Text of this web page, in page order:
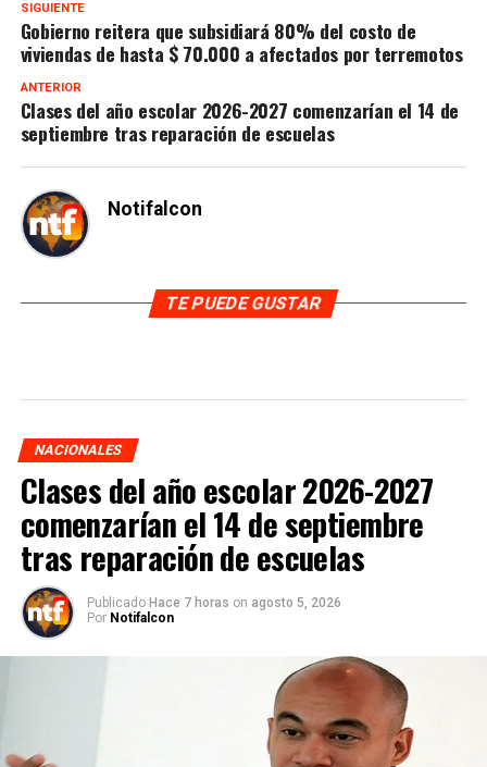
SIGUIENTE
Gobierno reitera que subsidiará 80% del costo de
viviendas de hasta $ 70.000 a afectados por terremotos
ANTERIOR
Clases del año escolar 2026-2027 comenzarían el 14 de
septiembre tras reparación de escuelas
Notifalcon
TE PUEDE GUSTAR
NACIONALES
Clases del año escolar 2026-2027
comenzarían el 14 de septiembre
tras reparación de escuelas
Publicado Hace 7 horas on agosto 5, 2026
Por Notifalcon